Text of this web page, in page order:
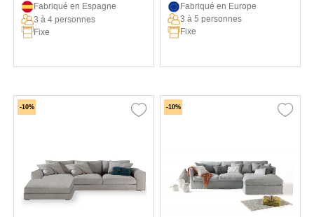
Fabriqué en Espagne
3 à 4 personnes
Fixe
Fabriqué en Europe
3 à 5 personnes
Fixe
-10% -10%